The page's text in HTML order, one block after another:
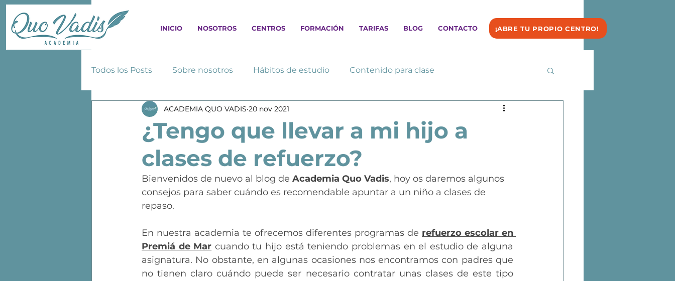
INICIO NOSOTROS CENTROS FORMACIÓN TARIFAS BLOG CONTACTO ¡ABRE TU PROPIO CENTRO!
Todos los Posts Sobre nosotros Hábitos de estudio Contenido para clase
¿Tengo que llevar a mi hijo a
clases de refuerzo?
ACADEMIA QUO VADIS 20 nov 2021
Bienvenidos de nuevo al blog de Academia Quo Vadis, hoy os daremos algunos
consejos para saber cuándo es recomendable apuntar a un niño a clases de
repaso.
En nuestra academia te ofrecemos diferentes programas de refuerzo escolar en
Premiá de Mar cuando tu hijo está teniendo problemas en el estudio de alguna
asignatura. No obstante, en algunas ocasiones nos encontramos con padres que
no tienen claro cuándo puede ser necesario contratar unas clases de este tipo